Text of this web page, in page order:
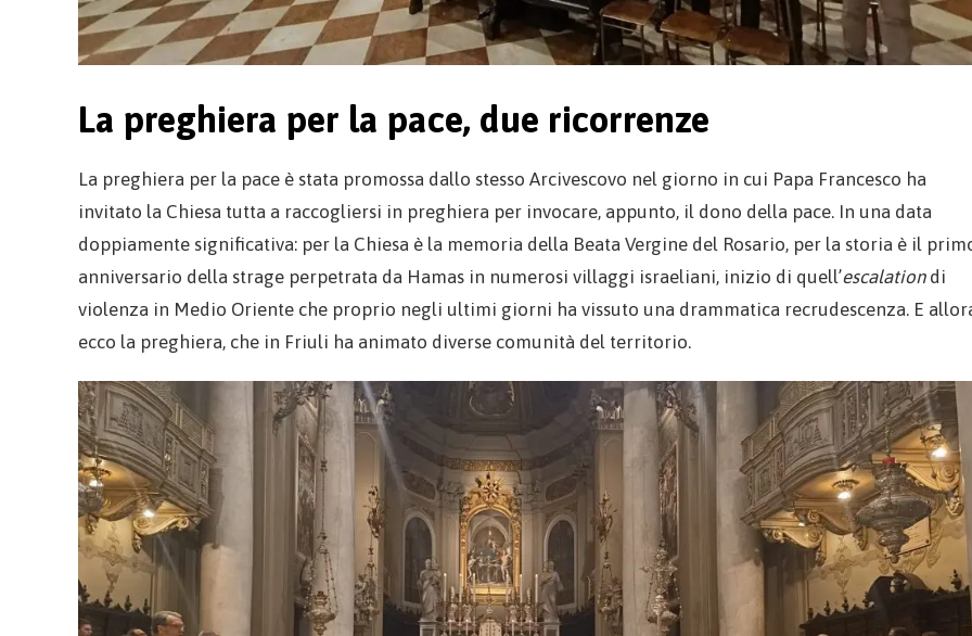
La preghiera per la pace, due ricorrenze
La preghiera per la pace è stata promossa dallo stesso Arcivescovo nel giorno in cui Papa Francesco ha
invitato la Chiesa tutta a raccogliersi in preghiera per invocare, appunto, il dono della pace. In una data
doppiamente significativa: per la Chiesa è la memoria della Beata Vergine del Rosario, per la storia è il
anniversario della strage perpetrata da Hamas in numerosi villaggi israeliani, inizio di quell’escalationdi
violenza in Medio Oriente che proprio negli ultimi giorni ha vissuto una drammatica recrudescenza. E
ecco la preghiera, che in Friuli ha animato diverse comunità del territorio.